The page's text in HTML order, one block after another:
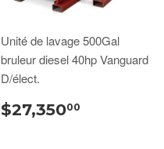
Unité de lavage 500Gal
bruleur diesel 40hp Vanguard
D/élect.
$27,35000